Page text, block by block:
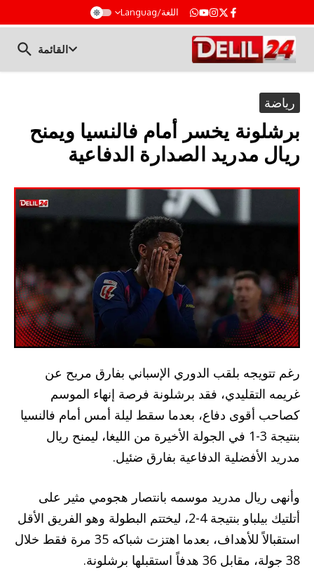
اللغة/Languag
القائمة
رياضة
برشلونة يخسر أمام فالنسيا ويمنح
ريال مدريد الصدارة الدفاعية
رغم تتويجه بلقب الدوري الإسباني بفارق مريح عن
غريمه التقليدي، فقد برشلونة فرصة إنهاء الموسم
كصاحب أقوى دفاع، بعدما سقط ليلة أمس أمام فالنسيا
بنتيجة 3-1 في الجولة الأخيرة من الليغا، ليمنح ريال
مدريد الأفضلية الدفاعية بفارق ضئيل.
وأنهى ريال مدريد موسمه بانتصار هجومي مثير على
أتلتيك بيلباو بنتيجة 4-2، ليختتم البطولة وهو الفريق الأقل
استقبالاً للأهداف، بعدما اهتزت شباكه 35 مرة فقط خلال
38 جولة، مقابل 36 هدفاً استقبلها برشلونة.